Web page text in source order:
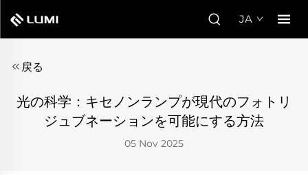
JA
戻る
光の科学：キセノンランプが現代のフォトリ
ジュブネーションを可能にする方法
05 Nov 2025